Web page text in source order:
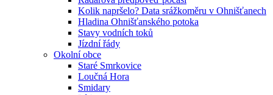
Kolik napršelo? Data srážkoměru v Ohnišťanech
Hladina Ohnišťanského potoka
Stavy vodních toků
Jízdní řády
Okolní obce
Staré Smrkovice
Loučná Hora
Smidary